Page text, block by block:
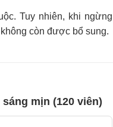
Tuy nhiên, khi ngừng
còn được bổ sung.
mịn (120 viên)